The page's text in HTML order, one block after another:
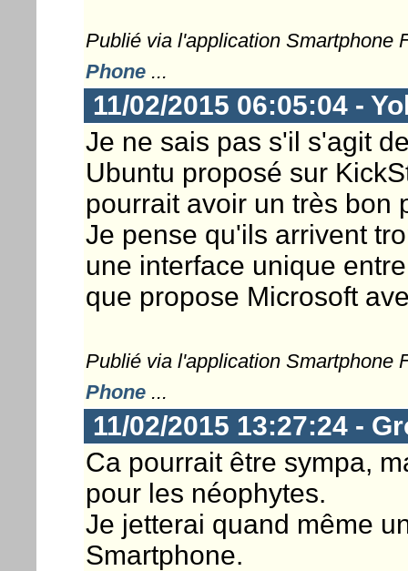
Publié via l'application Smartphone
Phone...
11/02/2015 06:05:04 -
Je ne sais pas s'il s'agit
Ubuntu proposé sur
pourrait avoir un très bon
Je pense qu'ils arrivent
une interface unique
que propose Microsoft
Publié via l'application Smartphone
Phone...
11/02/2015 13:27:24 -
Ca pourrait être sympa,
pour les néophytes.
Je jetterai quand même
Smartphone.